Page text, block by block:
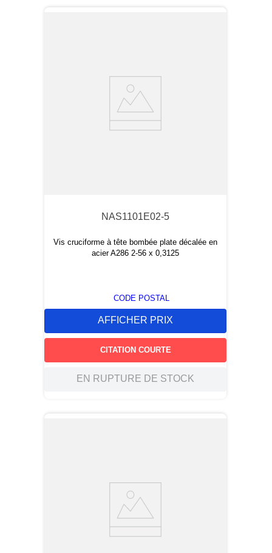
NAS1101E02-5
Vis cruciforme à tête bombée plate décalée en
acier A286 2-56 x 0,3125
CODE POSTAL
AFFICHER PRIX
CITATION COURTE
EN RUPTURE DE STOCK